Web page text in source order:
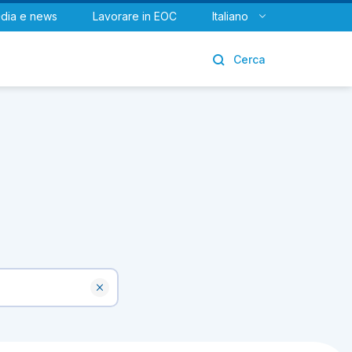
e news Lavorare in EOC Italiano
Cerca
Urologia